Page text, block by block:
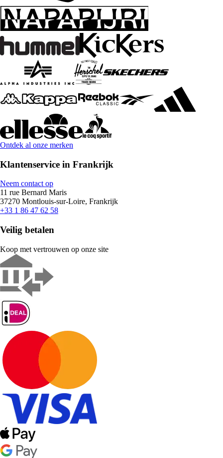
Ontdek al onze merken
Klantenservice in Frankrijk
Neem contact op
11 rue Bernard Maris
37270 Montlouis-sur-Loire, Frankrijk
+33 1 86 47 62 58
Veilig betalen
Koop met vertrouwen op onze site